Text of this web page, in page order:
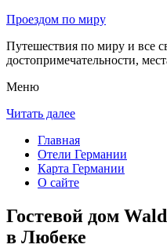
Проездом по миру
Путешествия по миру и все
достопримечательности,
Меню
Читать далее
Главная
Отели Германии
Карта Германии
О сайте
Гостевой дом
в Любеке